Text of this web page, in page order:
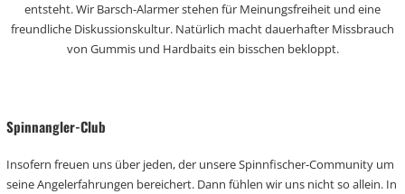
entsteht. Wir Barsch-Alarmer stehen für Meinungsfreiheit und eine
freundliche Diskussionskultur. Natürlich macht dauerhafter Missbrauch
von Gummis und Hardbaits ein bisschen bekloppt.
Spinnangler-Club
Insofern freuen uns über jeden, der unsere Spinnfischer-Community um
seine Angelerfahrungen bereichert. Dann fühlen wir uns nicht so allein. In